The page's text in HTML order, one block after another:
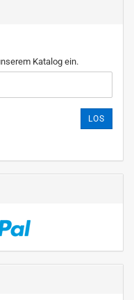
Katalog ein.
LOS